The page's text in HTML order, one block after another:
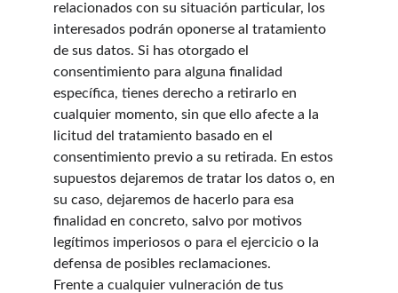
relacionados con su situación particular, los
interesados podrán oponerse al tratamiento
de sus datos. Si has otorgado el
consentimiento para alguna finalidad
específica, tienes derecho a retirarlo en
cualquier momento, sin que ello afecte a la
licitud del tratamiento basado en el
consentimiento previo a su retirada. En estos
supuestos dejaremos de tratar los datos o, en
su caso, dejaremos de hacerlo para esa
finalidad en concreto, salvo por motivos
legítimos imperiosos o para el ejercicio o la
defensa de posibles reclamaciones.
Frente a cualquier vulneración de tus